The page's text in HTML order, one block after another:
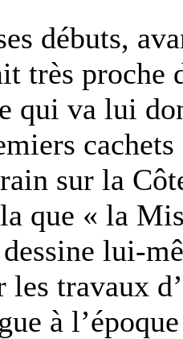
débuts,
très proche
qui va lui
sur la
que « la
lui-
les travaux
à